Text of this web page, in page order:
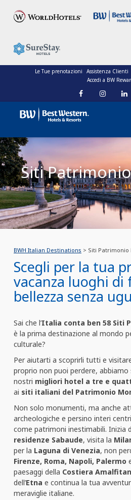
Le Tue prenotazioni Assistenza Clienti
Accedi a BW
Siti
BWH Italian Destinations > Siti Patrimonio
Scegli per la tua
vacanza luoghi di
bellezza senza
Sai che l’Italia conta ben 58 Siti
è la prima destinazione al mondo
culturale?
Per aiutarti a scoprirli tutti e
proprio non puoi perdere,
nostri migliori hotel a tre e
ai siti italiani del Patrimonio
Non solo monumenti, ma anche
archeologiche e persino interi
come patrimoni inestimabili. Inizia
residenze Sabaude, visita la
per la Laguna di Venezia, non
Firenze, Roma, Napoli, Palermo
paesaggi della Costiera
dell’Etna e continua la tua
meraviglie italiane.